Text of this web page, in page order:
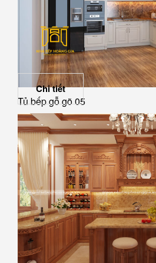
Tủ bếp gỗ gõ 05
Chi tiết